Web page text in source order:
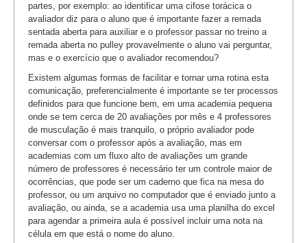
partes, por exemplo: ao identificar uma cifose torácica o
avaliador diz para o aluno que é importante fazer a remada
sentada aberta para auxiliar e o professor passar no treino a
remada aberta no pulley provavelmente o aluno vai perguntar,
mas e o exercício que o avaliador recomendou?
Existem algumas formas de facilitar e tornar uma rotina esta
comunicação, preferencialmente é importante se ter processos
definidos para que funcione bem, em uma academia pequena
onde se tem cerca de 20 avaliações por mês e 4 professores
de musculação é mais tranquilo, o próprio avaliador pode
conversar com o professor após a avaliação, mas em
academias com um fluxo alto de avaliações um grande
número de professores é necessário ter um controle maior de
ocorrências, que pode ser um caderno que fica na mesa do
professor, ou um arquivo no computador que é enviado junto a
avaliação, ou ainda, se a academia usa uma planilha do excel
para agendar a primeira aula é possível incluir uma nota na
célula em que está o nome do aluno.